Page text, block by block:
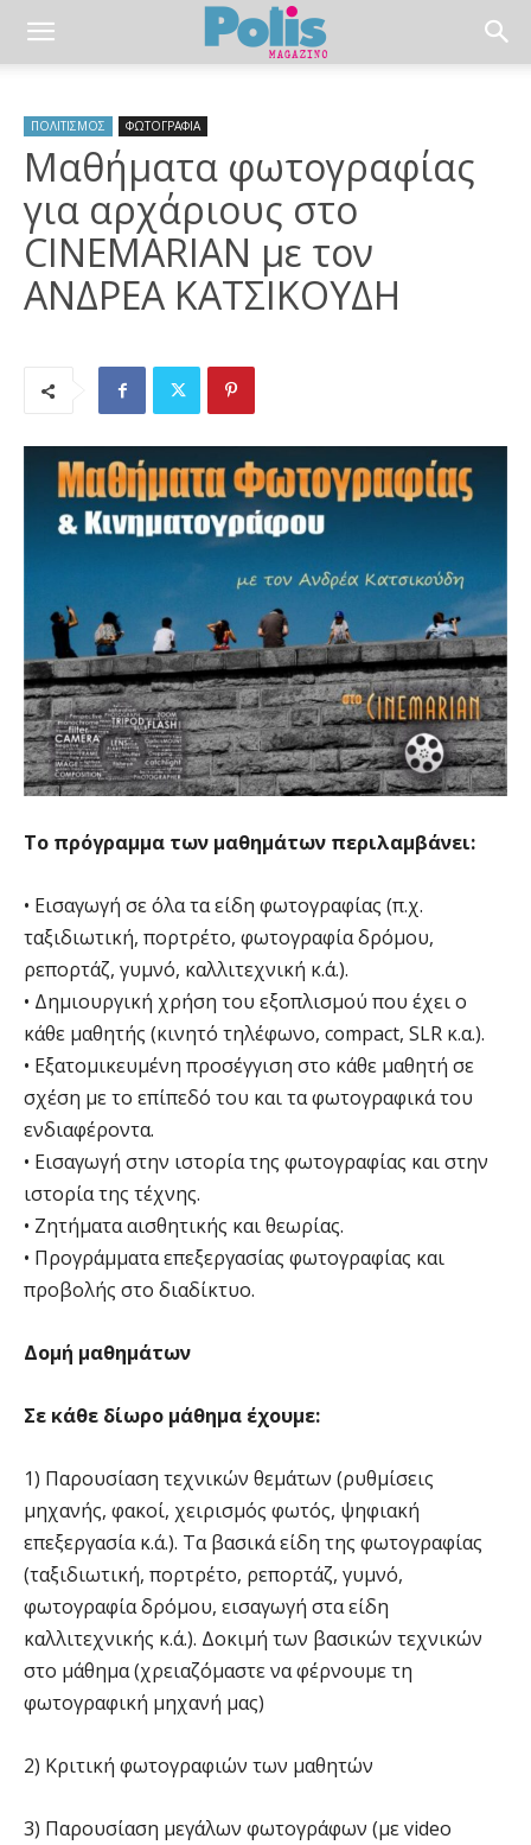
ΠΟΛΙΤΙΣΜΟΣ ΦΩΤΟΓΡΑΦΙΑ
Μαθήματα φωτογραφίας
για αρχάριους στο
CINEMARIAN με τον
ΑΝΔΡΕΑ ΚΑΤΣΙΚΟΥΔΗ
Το πρόγραμμα των μαθημάτων περιλαμβάνει:
• Εισαγωγή σε όλα τα είδη φωτογραφίας (π.χ.
ταξιδιωτική, πορτρέτο, φωτογραφία δρόμου,
ρεπορτάζ, γυμνό, καλλιτεχνική κ.ά.).
• Δημιουργική χρήση του εξοπλισμού που έχει ο
κάθε μαθητής (κινητό τηλέφωνο, compact, SLR κ.α.).
• Εξατομικευμένη προσέγγιση στο κάθε μαθητή σε
σχέση με το επίπεδό του και τα φωτογραφικά του
ενδιαφέροντα.
• Εισαγωγή στην ιστορία της φωτογραφίας και στην
ιστορία της τέχνης.
• Ζητήματα αισθητικής και θεωρίας.
• Προγράμματα επεξεργασίας φωτογραφίας και
προβολής στο διαδίκτυο.
Δομή μαθημάτων
Σε κάθε δίωρο μάθημα έχουμε:
1) Παρουσίαση τεχνικών θεμάτων (ρυθμίσεις
μηχανής, φακοί, χειρισμός φωτός, ψηφιακή
επεξεργασία κ.ά.). Τα βασικά είδη της φωτογραφίας
(ταξιδιωτική, πορτρέτο, ρεπορτάζ, γυμνό,
φωτογραφία δρόμου, εισαγωγή στα είδη
καλλιτεχνικής κ.ά.). Δοκιμή των βασικών τεχνικών
στο μάθημα (χρειαζόμαστε να φέρνουμε τη
φωτογραφική μηχανή μας)
2) Κριτική φωτογραφιών των μαθητών
3) Παρουσίαση μεγάλων φωτογράφων (με video